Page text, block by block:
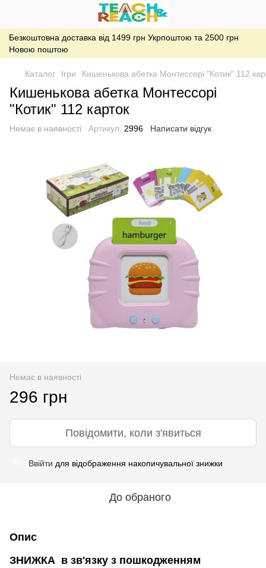
Безкоштовна доставка від 1499 грн Укрпоштою та 2500 грн
Новою поштою
Каталог Ігри Кишенькова абетка Монтессорі "Котик" 112
Кишенькова абетка Монтессорі
"Котик" 112 карток
Немає в наявності Артикул: 2996 Написати відгук
Немає в наявності
296 грн
Повідомити, коли з'явиться
Ввійти для відображення накопичувальної знижки
До обраного
Опис
ЗНИЖКА в зв'язку з пошкодженням